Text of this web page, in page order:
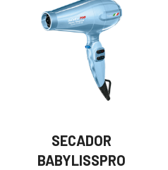
SECADOR
BABYLISSPRO